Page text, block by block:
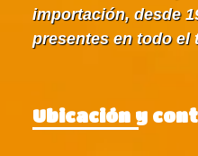
importación, desde
presentes en todo
Ubicación y